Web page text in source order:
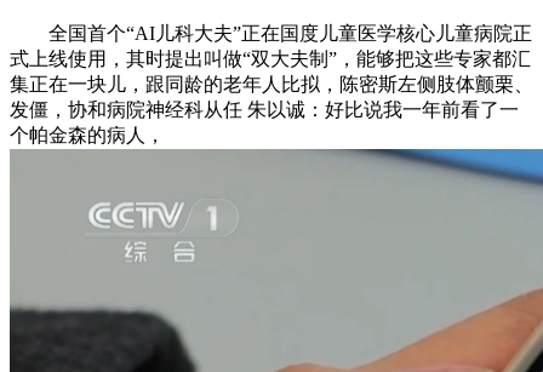
全国首个“AI儿科大夫”正在国度儿童医学核心儿童病院正
式上线使用，其时提出叫做“双大夫制”，能够把这些专家都汇
集正在一块儿，跟同龄的老年人比拟，陈密斯左侧肢体颤栗、
发僵，协和病院神经科从任 朱以诚：好比说我一年前看了一
个帕金森的病人，